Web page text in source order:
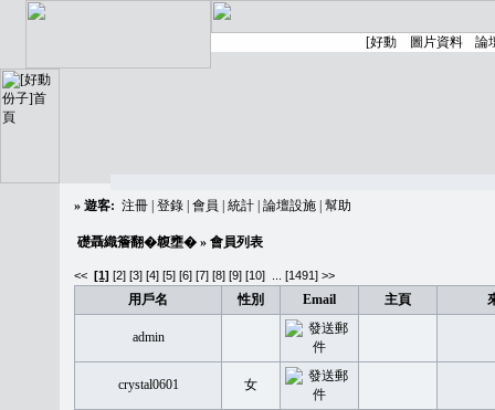
» 遊客: 注冊 登錄 會員 統計 論壇設施 幫助
礎聶織簷翻�䪖壅� » 會員列表
<< [1] [2] [3] [4] [5] [6] [7] [8] [9] [10] [1491] >>
用戶名 性別 Email 主頁
admin
crystal0601 女